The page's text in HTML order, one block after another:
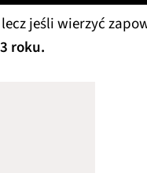
jeśli wierzyć
roku.